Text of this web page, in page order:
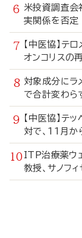
米投資調査
実関係を否定
【中医協】テ
オンコリスの
対象成分に
で合計変わら
【中医協】
対で、11月か
ITP治療薬ウ
教授、サノフ